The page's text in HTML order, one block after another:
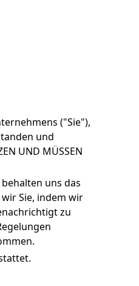
("Sie"),
und
UND MÜSSEN
uns das
Sie, indem wir
zu